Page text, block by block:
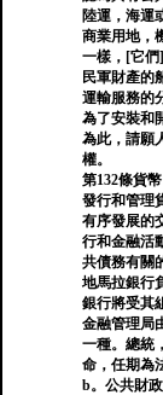
陸運，海運
商業用地，
一樣，[它們
民軍財產的
運輸服務的
為了安裝和
為此，請願
權。
第132條貨幣
發行和管理
有序發展的
行和金融活
共債務有關
地馬拉銀行
銀行將受其
金融管理局
一種。總統
命，任期為
b。公共財